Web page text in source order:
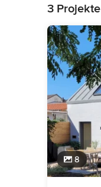
Kategorie
Architekten
3 Projekte
8